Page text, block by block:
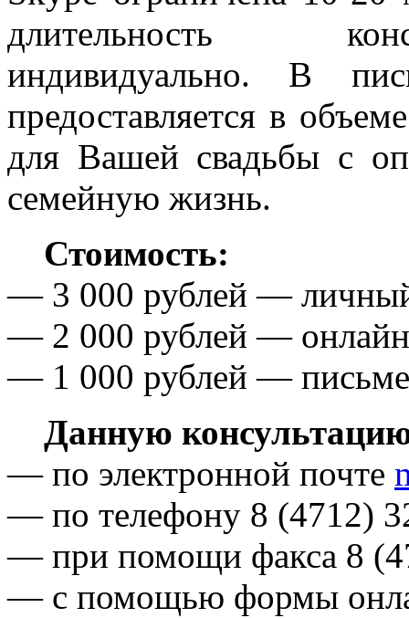
длительность
индивидуально. В
предоставляется в
для Вашей свадьбы с
семейную жизнь.
Стоимость:
— 3 000 рублей —
— 2 000 рублей — онлайн
— 1 000 рублей —
Данную
— по электронной почте
— по телефону 8 (4712)
— при помощи факса 8
— с помощью формы